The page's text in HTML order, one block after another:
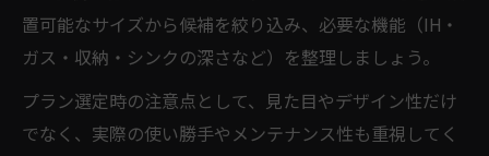
置可能なサイズから候補を絞り込み、必要な機能（IH・
ガス・収納・シンクの深さなど）を整理しましょう。
プラン選定時の注意点として、見た目やデザイン性だけ
でなく、実際の使い勝手やメンテナンス性も重視してく